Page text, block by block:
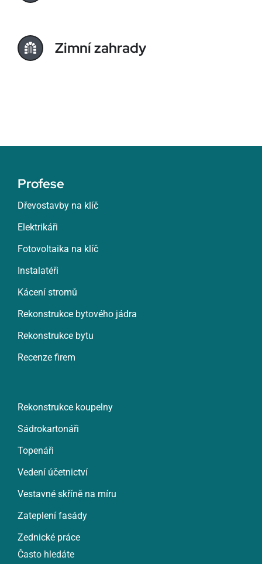
Zimní zahrady
Profese
Dřevostavby na klíč
Elektrikáři
Fotovoltaika na klíč
Instalatéři
Kácení stromů
Rekonstrukce bytového jádra
Rekonstrukce bytu
Recenze firem
Rekonstrukce koupelny
Sádrokartonáři
Topenáři
Vedení účetnictví
Vestavné skříně na míru
Zateplení fasády
Zednické práce
Často hledáte